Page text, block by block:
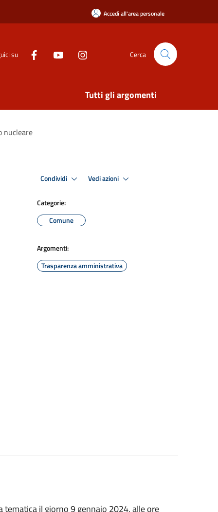
Accedi all'area personale
su Cerca
Tutti gli argomenti
nucleare
Condividi Vedi azioni
Categorie:
Comune
Argomenti:
Trasparenza amministrativa
il giorno 9 gennaio 2024, alle ore